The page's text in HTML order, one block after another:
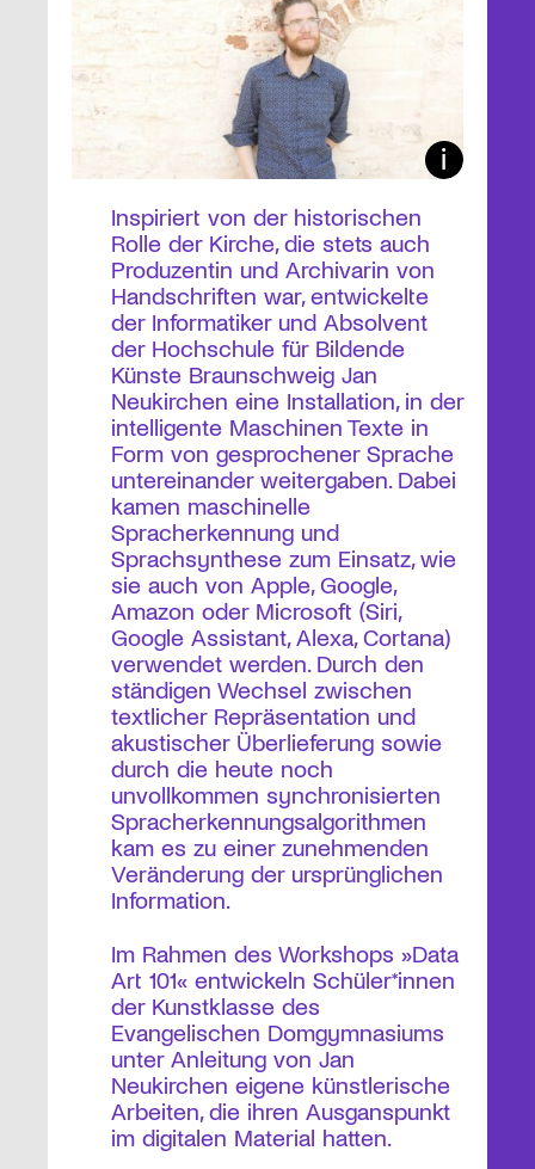
Inspiriert von der historischen
Rolle der Kirche, die stets auch
Produzentin und Archivarin von
Handschriften war, entwickelte
der Informatiker und Absolvent
der Hochschule für Bildende
Künste Braunschweig Jan
Neukirchen eine Installation, in der
intelligente Maschinen Texte in
Form von gesprochener Sprache
untereinander weitergaben. Dabei
kamen maschinelle
Spracherkennung und
Sprachsynthese zum Einsatz, wie
sie auch von Apple, Google,
Amazon oder Microsoft (Siri,
Google Assistant, Alexa, Cortana)
verwendet werden. Durch den
ständigen Wechsel zwischen
textlicher Repräsentation und
akustischer Überlieferung sowie
durch die heute noch
unvollkommen synchronisierten
Spracherkennungsalgorithmen
kam es zu einer zunehmenden
Veränderung der ursprünglichen
Information.
Im Rahmen des Workshops »Data
Art 101« entwickeln Schüler*innen
der Kunstklasse des
Evangelischen Domgymnasiums
unter Anleitung von Jan
Neukirchen eigene künstlerische
Arbeiten, die ihren Ausganspunkt
im digitalen Material hatten.